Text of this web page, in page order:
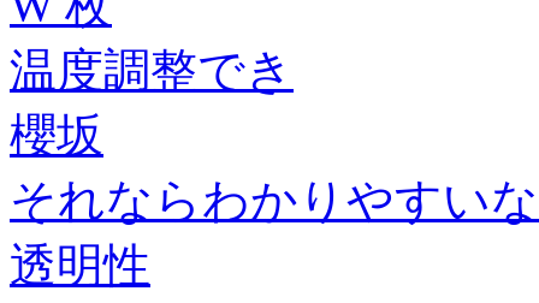
温度調整でき
櫻坂
それならわかりやすいな
透明性